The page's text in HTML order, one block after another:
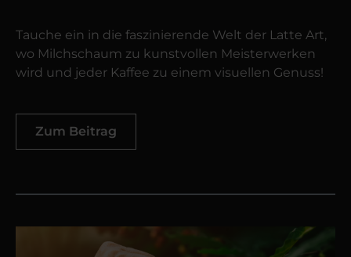
Tauche ein in die faszinierende Welt der Latte Art,
wo Milchschaum zu kunstvollen Meisterwerken
wird und jeder Kaffee zu einem visuellen Genuss!
Zum Beitrag